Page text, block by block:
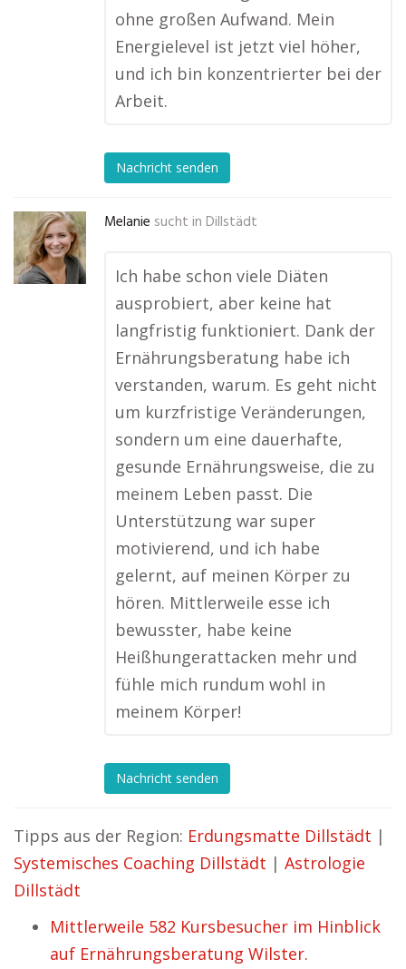
ohne großen Aufwand. Mein
Energielevel ist jetzt viel höher,
und ich bin konzentrierter bei der
Arbeit.
Nachricht senden
Melanie sucht in Dillstädt
Ich habe schon viele Diäten
ausprobiert, aber keine hat
langfristig funktioniert. Dank der
Ernährungsberatung habe ich
verstanden, warum. Es geht nicht
um kurzfristige Veränderungen,
sondern um eine dauerhafte,
gesunde Ernährungsweise, die zu
meinem Leben passt. Die
Unterstützung war super
motivierend, und ich habe
gelernt, auf meinen Körper zu
hören. Mittlerweile esse ich
bewusster, habe keine
Heißhungerattacken mehr und
fühle mich rundum wohl in
meinem Körper!
Nachricht senden
Tipps aus der Region: Erdungsmatte Dillstädt |
Systemisches Coaching Dillstädt | Astrologie
Dillstädt
Mittlerweile 582 Kursbesucher im Hinblick
auf Ernährungsberatung Wilster.